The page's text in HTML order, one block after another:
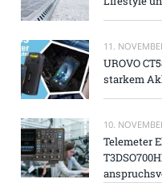
11.
UROVO
starkem
10.
Telemeter